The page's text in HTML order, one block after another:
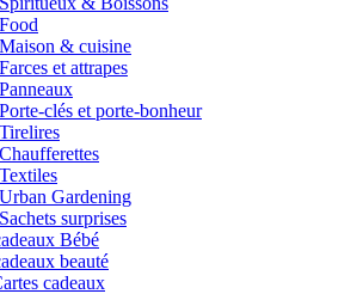
& cuisine
et attrapes
clés et porte-bonheur
Gardening
surprises
Bébé
beauté
cadeaux